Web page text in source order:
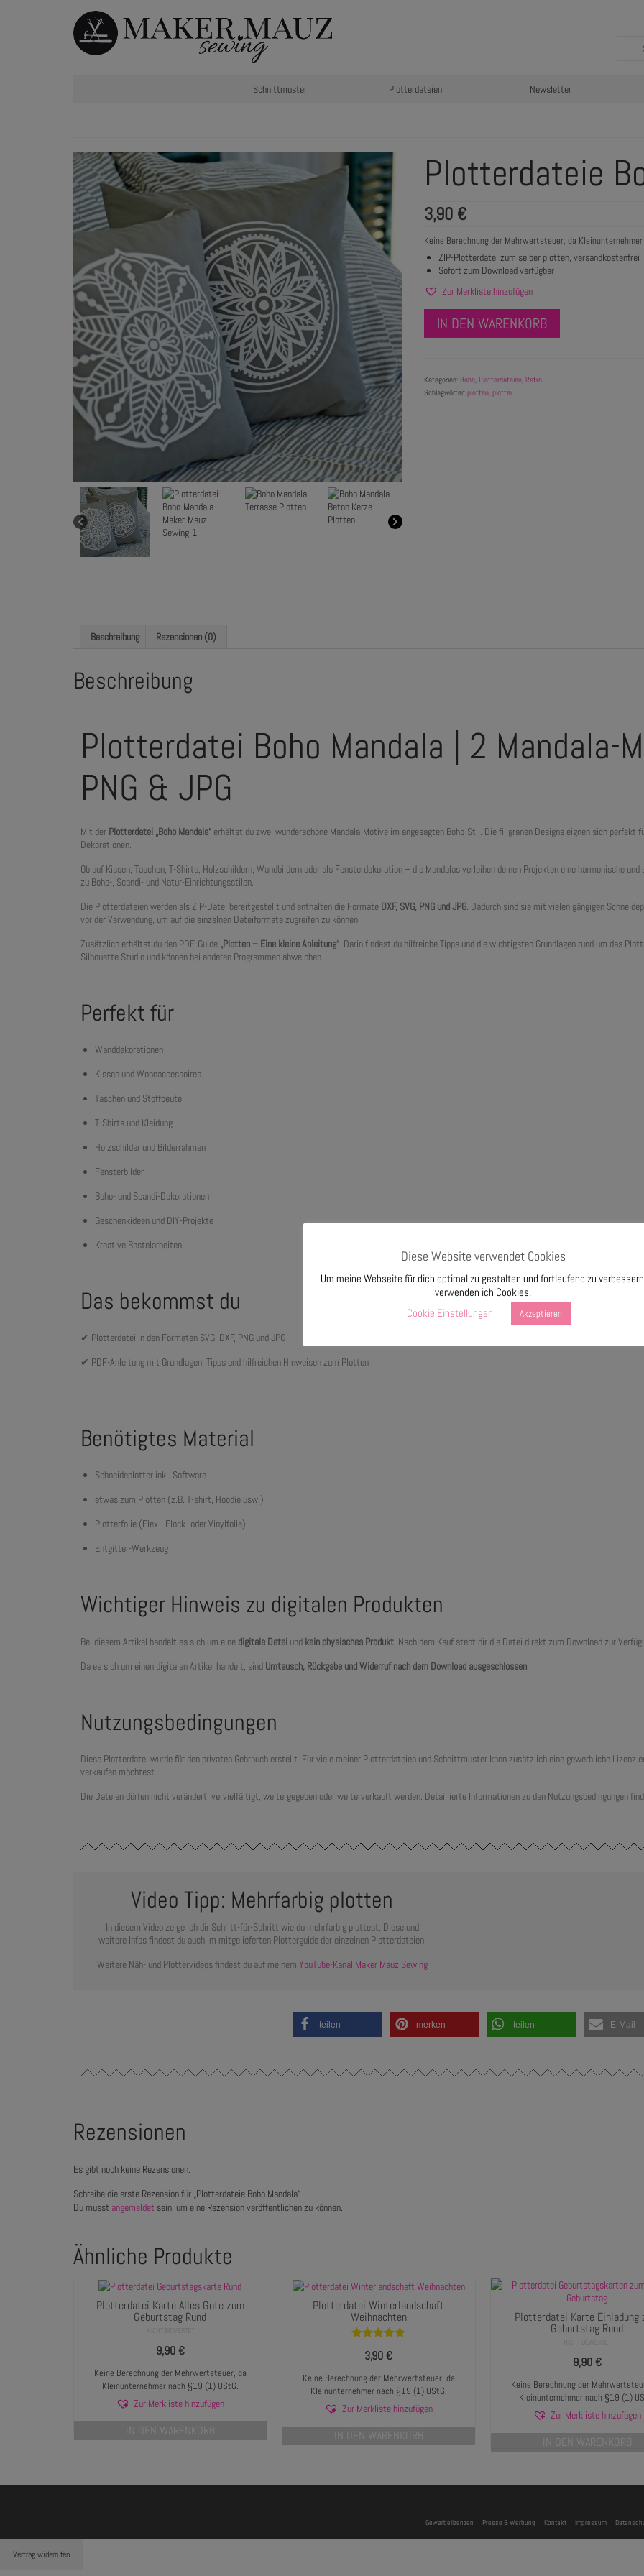
Schnittmuster Plotterdateien Newsletter
Plotterdateie
3,90 €
Keine Berechnung der Mehrwertsteuer, da
ZIP-Plotterdatei zum selber plotten, versandkostenfrei
Sofort zum Download verfügbar
Zur Merkliste hinzufügen
IN DEN WARENKORB
Kategorien: Boho, Plotterdateien, Retro
Schlagwörter: plotten, plotter
Beschreibung Rezensionen (0)
Beschreibung
Plotterdatei Boho Mandala | 2 Mandala-
PNG & JPG
Mit der Plotterdatei „Boho Mandala“ erhältst du zwei wunderschöne Mandala-Motive im angesagten Boho-Stil. Die filigranen Designs eignen sich perfekt
Dekorationen.
Ob auf Kissen, Taschen, T-Shirts, Holzschildern, Wandbildern oder als Fensterdekoration – die Mandalas verleihen deinen Projekten eine harmonische
zu Boho-, Scandi- und Natur-Einrichtungsstilen.
Die Plotterdateien werden als ZIP-Datei bereitgestellt und enthalten die Formate DXF, SVG, PNG und JPG. Dadurch sind sie mit vielen gängigen
vor der Verwendung, um auf die einzelnen Dateiformate zugreifen zu können.
Zusätzlich erhältst du den PDF-Guide „Plotten – Eine kleine Anleitung“. Darin findest du hilfreiche Tipps und die wichtigsten Grundlagen rund um das
Silhouette Studio und können bei anderen Programmen abweichen.
Perfekt für
Wanddekorationen
Kissen und Wohnaccessoires
Taschen und Stoffbeutel
T-Shirts und Kleidung
Holzschilder und Bilderrahmen
Fensterbilder
Boho- und Scandi-Dekorationen
Geschenkideen und DIY-Projekte
Kreative Bastelarbeiten
Das bekommst du
✔ Plotterdatei in den Formaten SVG, DXF, PNG und JPG
✔ PDF-Anleitung mit Grundlagen, Tipps und hilfreichen Hinweisen zum Plotten
Benötigtes Material
Schneideplotter inkl. Software
etwas zum Plotten (z.B. T-shirt, Hoodie usw.)
Plotterfolie (Flex-, Flock- oder Vinylfolie)
Entgitter-Werkzeug
Wichtiger Hinweis zu digitalen Produkten
Bei diesem Artikel handelt es sich um eine digitale Datei und kein physisches Produkt. Nach dem Kauf steht dir die Datei direkt zum Download zur
Da es sich um einen digitalen Artikel handelt, sind Umtausch, Rückgabe und Widerruf nach dem Download ausgeschlossen.
Nutzungsbedingungen
Diese Plotterdatei wurde für den privaten Gebrauch erstellt. Für viele meiner Plotterdateien und Schnittmuster kann zusätzlich eine gewerbliche Lizenz
verkaufen möchtest.
Die Dateien dürfen nicht verändert, vervielfältigt, weitergegeben oder weiterverkauft werden. Detaillierte Informationen zu den Nutzungsbedingungen
Video Tipp: Mehrfarbig plotten
In diesem Video zeige ich dir Schritt-für-Schritt wie du mehrfarbig plottest. Diese und
weitere Infos findest du auch im mitgelieferten Plotterguide der einzelnen Plotterdateien.
Weitere Näh- und Plottervideos findest du auf meinem YouTube-Kanal Maker Mauz Sewing
teilen merken teilen E-Mail
Rezensionen
Es gibt noch keine Rezensionen.
Schreibe die erste Rezension für „Plotterdateie Boho Mandala“
Du musst angemeldet sein, um eine Rezension veröffentlichen zu können.
Ähnliche Produkte
Plotterdatei Karte Alles Gute zum
Geburtstag Rund
9,90€
Keine Berechnung der Mehrwertsteuer, da
Kleinunternehmer nach §19 (1) UStG.
Zur Merkliste hinzufügen
IN DEN WARENKORB
Plotterdatei Winterlandschaft
Weihnachten
5.00von 5
3,90€
Keine Berechnung der Mehrwertsteuer, da
Kleinunternehmer nach §19 (1) UStG.
Zur Merkliste hinzufügen
IN DEN WARENKORB
Plotterdatei Karte Einladung
Geburtstag Rund
9,90€
Keine Berechnung der
Kleinunternehmer nach §19 (1)
Zur Merkliste hinzufügen
IN DEN WARENKORB
Gewerbelizenzen Presse & Werbung Kontakt Impressum
Vertrag widerrufen
Diese Website verwendet Cookies
Um meine Webseite für dich optimal zu gestalten und fortlaufend zu
verwenden ich Cookies.
Cookie Einstellungen
Akzeptieren